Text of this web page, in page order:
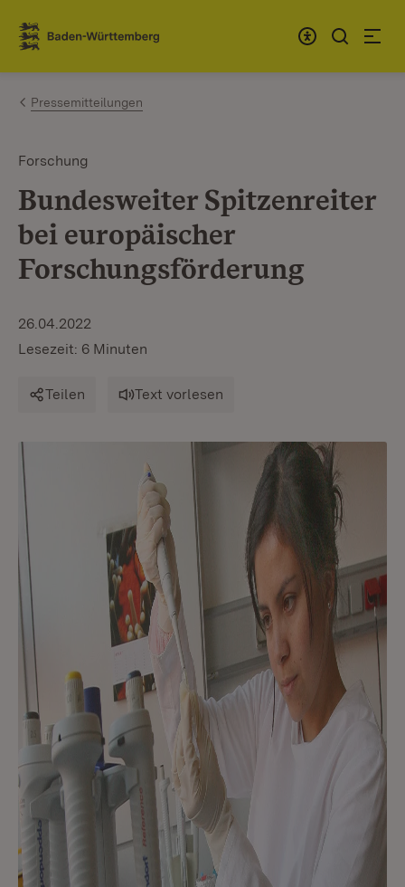
Zum Inhalt springen
Link zur Startseite
Pressemitteilungen
Forschung
Bundesweiter Spitzenreiter
bei europäischer
Forschungsförderung
26.04.2022
Lesezeit: 6 Minuten
Teilen Text vorlesen